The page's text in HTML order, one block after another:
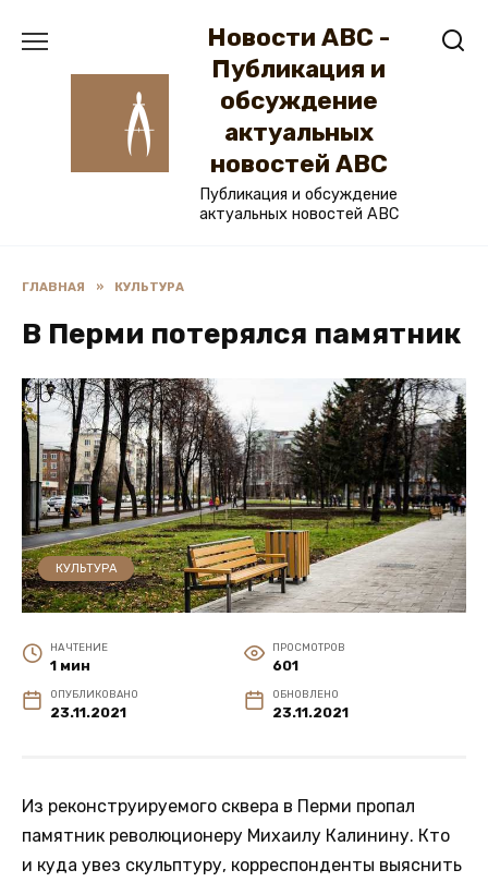
Новости ABC -
Публикация и
обсуждение
актуальных
новостей ABC
Публикация и обсуждение
актуальных новостей ABC
ГЛАВНАЯ » КУЛЬТУРА
В Перми потерялся памятник
КУЛЬТУРА
НА ЧТЕНИЕ
1 мин
ПРОСМОТРОВ
601
ОПУБЛИКОВАНО
23.11.2021
ОБНОВЛЕНО
23.11.2021
Из реконструируемого сквера в Перми пропал
памятник революционеру Михаилу Калинину. Кто
и куда увез скульптуру, корреспонденты выяснить